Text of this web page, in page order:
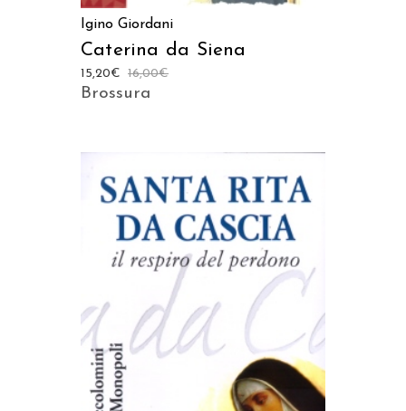
Igino Giordani
Caterina da Siena
16,00€
15,20€
Brossura
AGGIUNGI AL CARRELLO